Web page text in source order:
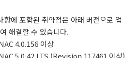
항에 포함된 취약점은 아래 버전으로 업
해결할 수 있습니다.
4.0.156 이상
5.0.42 LTS (Revision 117461 이상)